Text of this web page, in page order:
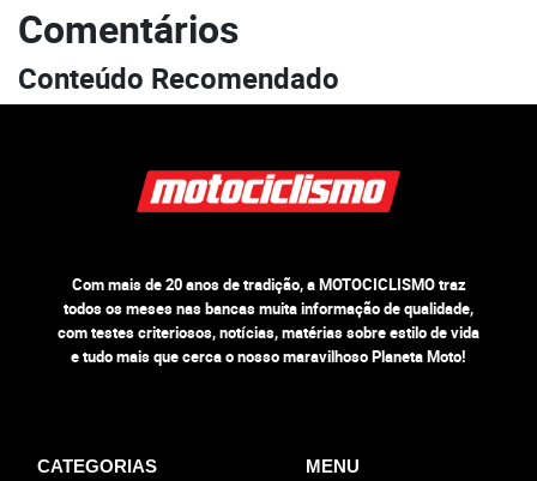
Comentários
Conteúdo Recomendado
Com mais de 20 anos de tradição, a MOTOCICLISMO traz
todos os meses nas bancas muita informação de qualidade,
com testes criteriosos, notícias, matérias sobre estilo de vida
e tudo mais que cerca o nosso maravilhoso Planeta Moto!
CATEGORIAS MENU